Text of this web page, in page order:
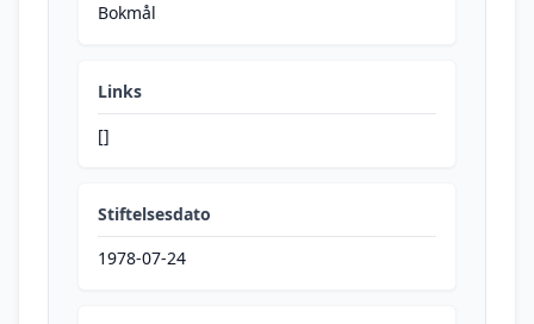
Bokmål
Links
[]
Stiftelsesdato
1978-07-24